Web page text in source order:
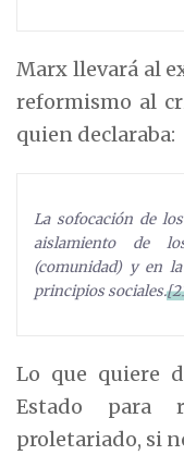
Marx llevará al
reformismo al
quien declaraba:
La sofocación de
aislamiento de
(comunidad) y en
principios sociales.
Lo que quiere
Estado para
proletariado, si